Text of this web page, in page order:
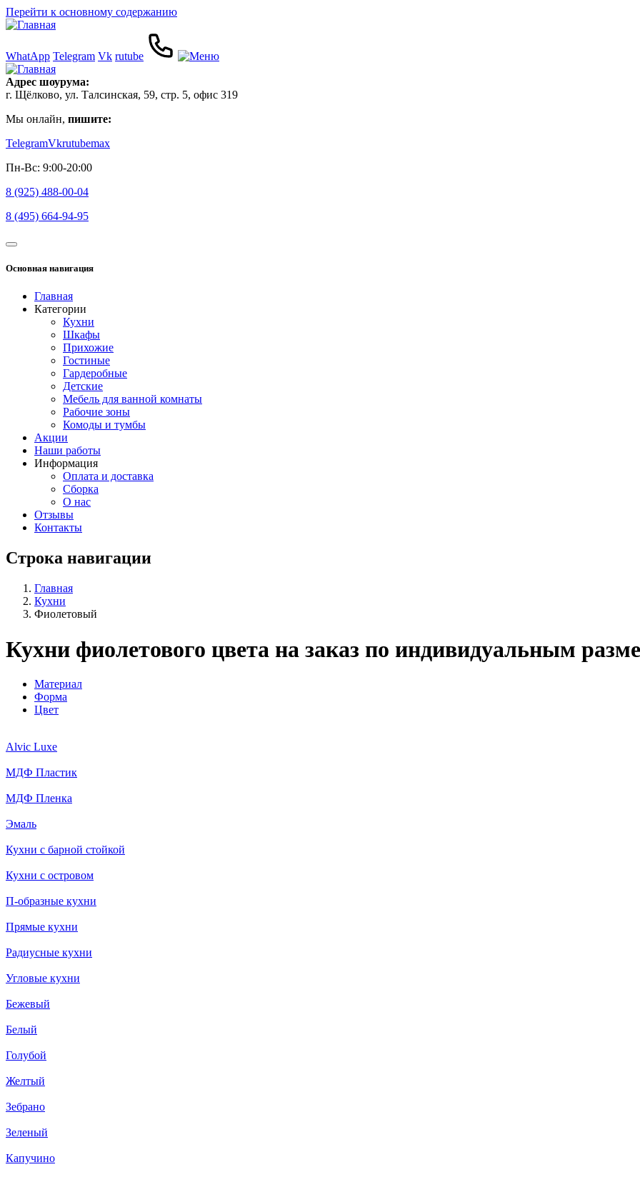
Перейти к основному содержанию
WhatApp Telegram Vk rutube
Адрес шоурума:
г. Щёлково, ул. Талсинская, 59, стр. 5, офис 319
Мы онлайн, пишите:
TelegramVkrutubemax
Пн-Вс: 9:00-20:00
8 (925) 488-00-04
8 (495) 664-94-95
Основная навигация
Главная
Категории
Кухни
Шкафы
Прихожие
Гостиные
Гардеробные
Детские
Мебель для ванной комнаты
Рабочие зоны
Комоды и тумбы
Акции
Наши работы
Информация
Оплата и доставка
Сборка
О нас
Отзывы
Контакты
Строка навигации
Главная
Кухни
Фиолетовый
Кухни фиолетового цвета на заказ по индивидуальным
Материал
Форма
Цвет
Alvic Luxe
МДФ Пластик
МДФ Пленка
Эмаль
Кухни с барной стойкой
Кухни с островом
П-образные кухни
Прямые кухни
Радиусные кухни
Угловые кухни
Бежевый
Белый
Голубой
Желтый
Зебрано
Зеленый
Капучино